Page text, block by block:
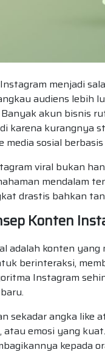
menjadi
audiens lebih
Banyak akun bisnis
karena kurangnya
media sosial
viral bukan
mendalam
drastis bahkan
Konten
adalah konten
berinteraksi,
Instagram
sekadar angka like
atau emosi yang
kepada